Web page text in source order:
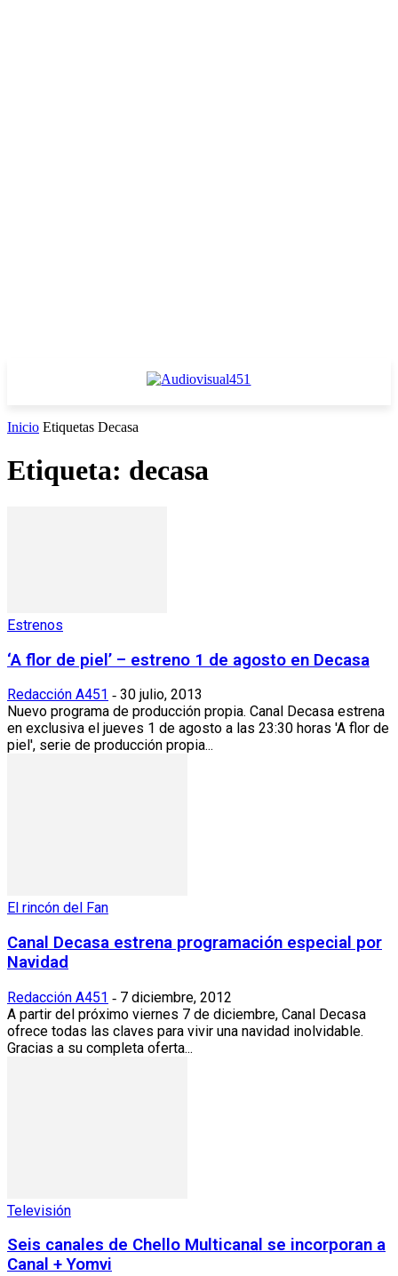
Inicio Etiquetas Decasa
Etiqueta: decasa
Estrenos
‘A flor de piel’ – estreno 1 de agosto en Decasa
Redacción A451 - 30 julio, 2013
Nuevo programa de producción propia. Canal Decasa estrena
en exclusiva el jueves 1 de agosto a las 23:30 horas 'A flor de
piel', serie de producción propia...
El rincón del Fan
Canal Decasa estrena programación especial por
Navidad
Redacción A451 - 7 diciembre, 2012
A partir del próximo viernes 7 de diciembre, Canal Decasa
ofrece todas las claves para vivir una navidad inolvidable.
Gracias a su completa oferta...
Televisión
Seis canales de Chello Multicanal se incorporan a
Canal + Yomvi